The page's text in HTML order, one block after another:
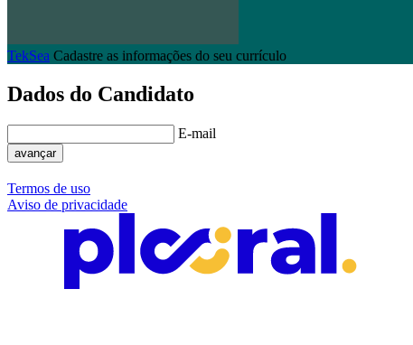
TekSea Cadastre as informações do seu currículo
Dados do Candidato
E-mail
avançar
Termos de uso
Aviso de privacidade